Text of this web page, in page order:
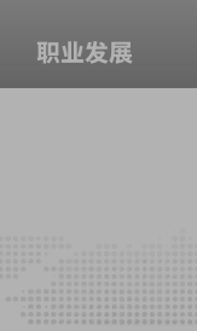
职业发展